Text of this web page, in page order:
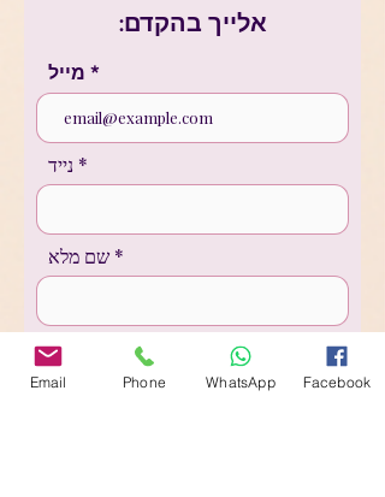
אלייך בהקדם:
מייל
נייד
שם מלא
אני מאשר/ת קבלת דיוור במייל ו/או
SMS
Email Phone WhatsApp Facebook